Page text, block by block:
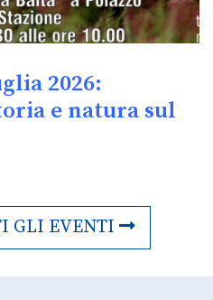
2026:
e natura sul
GLI EVENTI